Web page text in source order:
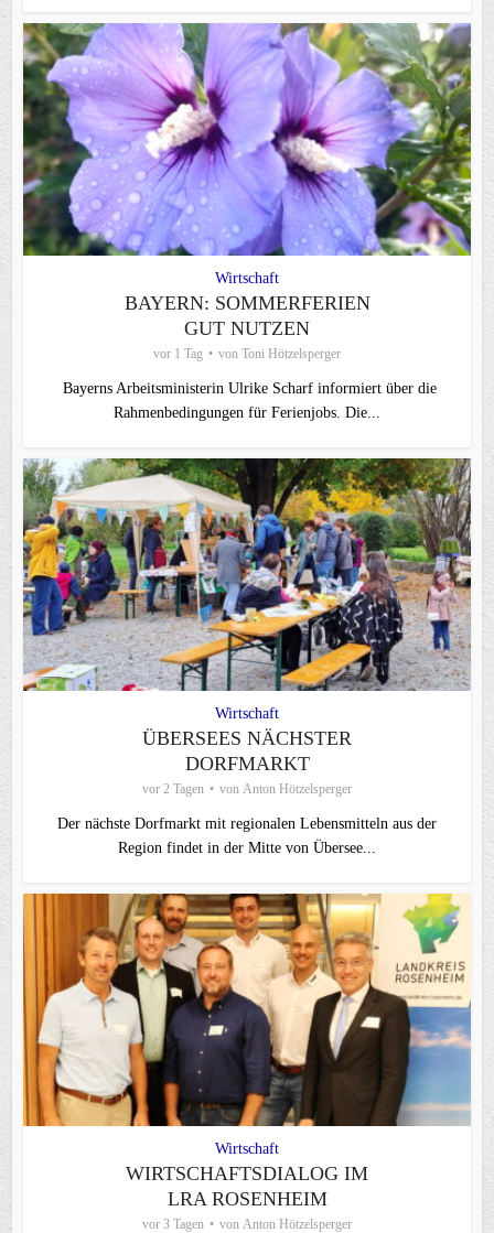
Wirtschaft
BAYERN: SOMMERFERIEN
GUT NUTZEN
vor 1 Tag von Toni Hötzelsperger
Bayerns Arbeitsministerin Ulrike Scharf informiert über die
Rahmenbedingungen für Ferienjobs. Die...
Wirtschaft
ÜBERSEES NÄCHSTER
DORFMARKT
vor 2 Tagen von Anton Hötzelsperger
Der nächste Dorfmarkt mit regionalen Lebensmitteln aus der
Region findet in der Mitte von Übersee...
Wirtschaft
WIRTSCHAFTSDIALOG IM
LRA ROSENHEIM
vor 3 Tagen von Anton Hötzelsperger